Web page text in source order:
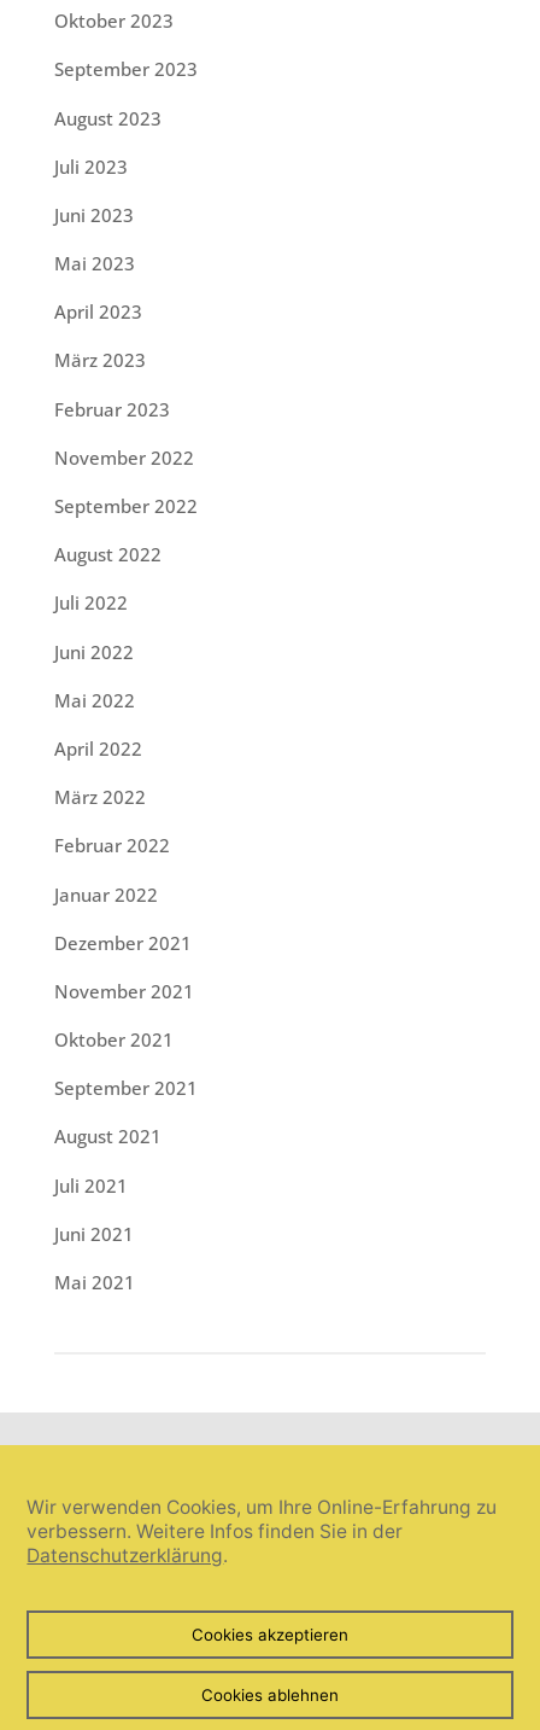
Oktober 2023
September 2023
August 2023
Juli 2023
Juni 2023
Mai 2023
April 2023
März 2023
Februar 2023
November 2022
September 2022
August 2022
Juli 2022
Juni 2022
Mai 2022
April 2022
März 2022
Februar 2022
Januar 2022
Dezember 2021
November 2021
Oktober 2021
September 2021
August 2021
Juli 2021
Juni 2021
Mai 2021
Cookie-Einstellungen widerrufen
© Umanis freie Wortwahl 2026. Alle Rechte vorbehalten.
Wir verwenden Cookies, um Ihre Online-Erfahrung zu
verbessern. Weitere Infos finden Sie in der
Datenschutzerklärung.
Cookies akzeptieren
Cookies ablehnen